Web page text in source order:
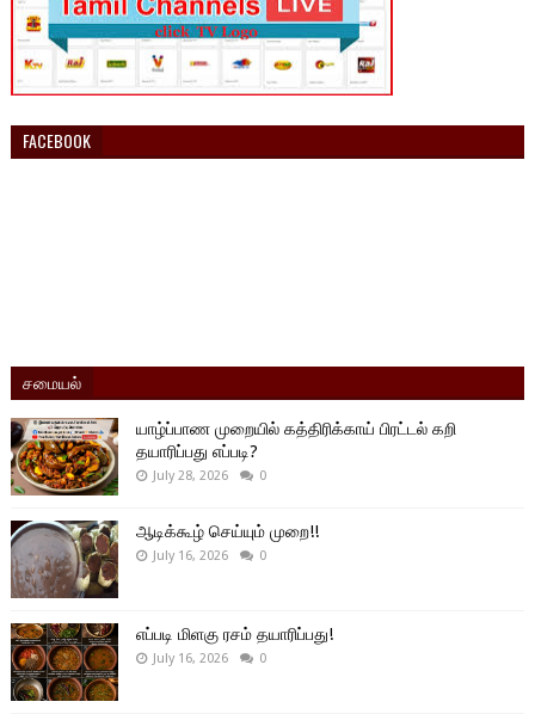
FACEBOOK
சமையல்
யாழ்ப்பாண முறையில் கத்திரிக்காய் பிரட்டல் கறி
தயாரிப்பது எப்படி?
July 28, 2026 0
ஆடிக்கூழ் செய்யும் முறை!!
July 16, 2026 0
எப்படி மிளகு ரசம் தயாரிப்பது!
July 16, 2026 0